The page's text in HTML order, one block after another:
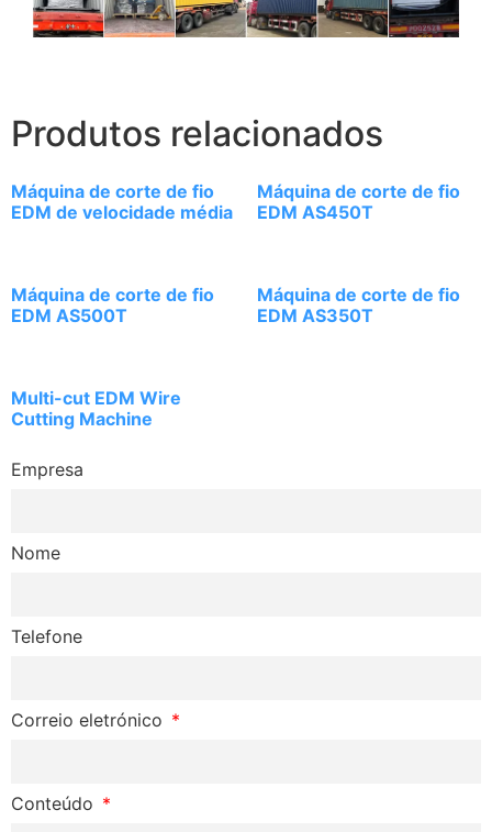
Produtos relacionados
Máquina de corte de fio
EDM de velocidade média
Máquina de corte de fio
EDM AS450T
Máquina de corte de fio
EDM AS500T
Máquina de corte de fio
EDM AS350T
Multi-cut EDM Wire
Cutting Machine
Empresa
Nome
Telefone
Correio eletrónico
Conteúdo